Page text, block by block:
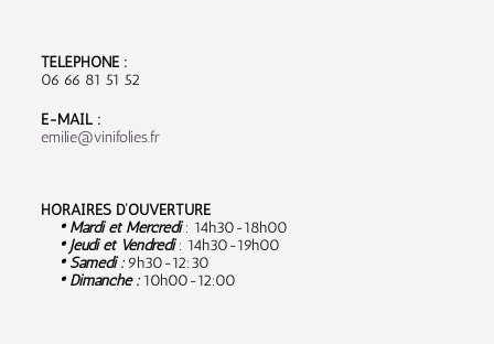
TÉLÉPHONE :
06 66 81 51 52
E-MAIL :
emilie@vinifolies.fr
HORAIRES D’OUVERTURE
• Mardi et Mercredi: 14h30-18h00
• Jeudi et Vendredi: 14h30-19h00
• Samedi :9h30-12:30
• Dimanche :10h00-12:00